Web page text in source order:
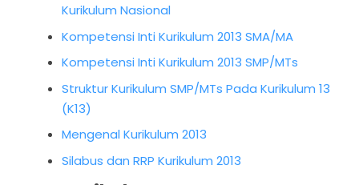
Kurikulum Nasional
Kompetensi Inti Kurikulum 2013 SMA/MA
Kompetensi Inti Kurikulum 2013 SMP/MTs
Struktur Kurikulum SMP/MTs Pada Kurikulum 13
(K13)
Mengenal Kurikulum 2013
Silabus dan RRP Kurikulum 2013